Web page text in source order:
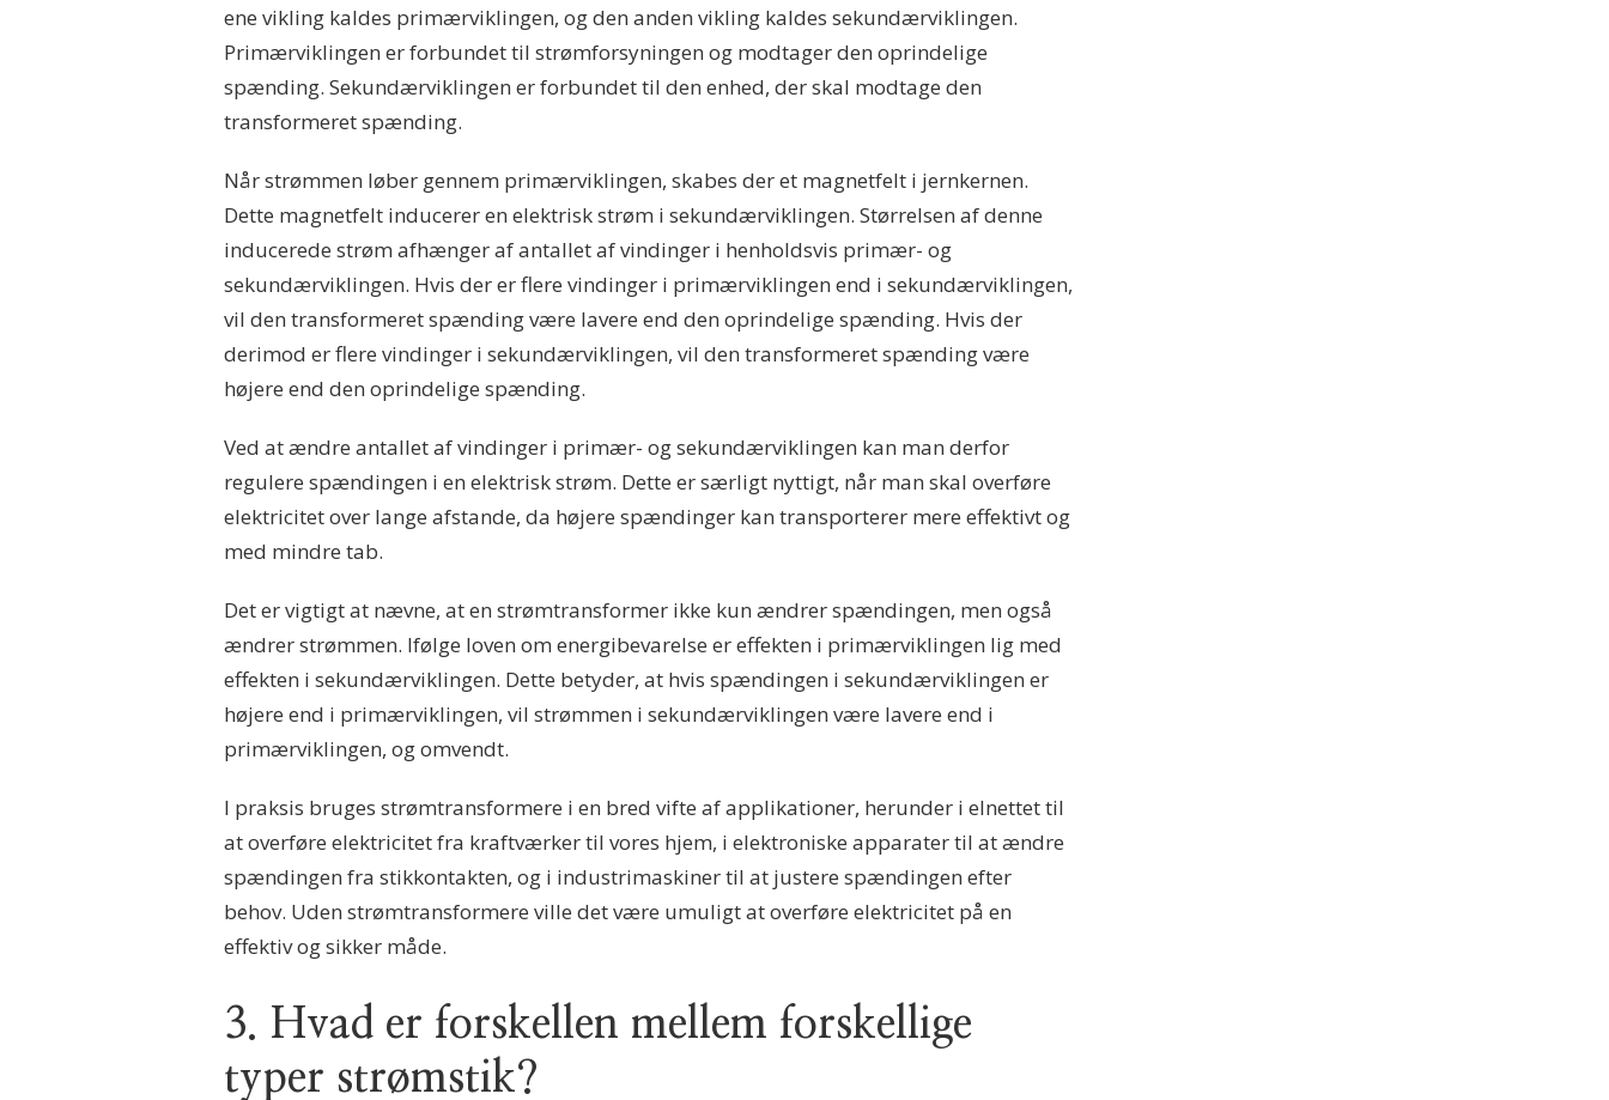
ene vikling kaldes primærviklingen, og den anden vikling kaldes sekundærviklingen.
Primærviklingen er forbundet til strømforsyningen og modtager den oprindelige
spænding. Sekundærviklingen er forbundet til den enhed, der skal modtage den
transformeret spænding.
Når strømmen løber gennem primærviklingen, skabes der et magnetfelt i jernkernen.
Dette magnetfelt inducerer en elektrisk strøm i sekundærviklingen. Størrelsen af denne
inducerede strøm afhænger af antallet af vindinger i henholdsvis primær- og
sekundærviklingen. Hvis der er flere vindinger i primærviklingen end i sekundærviklingen,
vil den transformeret spænding være lavere end den oprindelige spænding. Hvis der
derimod er flere vindinger i sekundærviklingen, vil den transformeret spænding være
højere end den oprindelige spænding.
Ved at ændre antallet af vindinger i primær- og sekundærviklingen kan man derfor
regulere spændingen i en elektrisk strøm. Dette er særligt nyttigt, når man skal overføre
elektricitet over lange afstande, da højere spændinger kan transporterer mere effektivt og
med mindre tab.
Det er vigtigt at nævne, at en strømtransformer ikke kun ændrer spændingen, men også
ændrer strømmen. Ifølge loven om energibevarelse er effekten i primærviklingen lig med
effekten i sekundærviklingen. Dette betyder, at hvis spændingen i sekundærviklingen er
højere end i primærviklingen, vil strømmen i sekundærviklingen være lavere end i
primærviklingen, og omvendt.
I praksis bruges strømtransformere i en bred vifte af applikationer, herunder i elnettet til
at overføre elektricitet fra kraftværker til vores hjem, i elektroniske apparater til at ændre
spændingen fra stikkontakten, og i industrimaskiner til at justere spændingen efter
behov. Uden strømtransformere ville det være umuligt at overføre elektricitet på en
effektiv og sikker måde.
3. Hvad er forskellen mellem forskellige
typer strømstik?